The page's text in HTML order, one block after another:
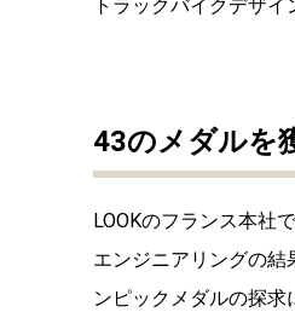
トラックバイクデザイ
43のメダルを
LOOKのフランス本社
エンジニアリングの結
ンピックメダルの探求